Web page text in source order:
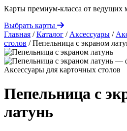
Карты премиум-класса от ведущих
Выбрать карты
Главная / Каталог / Аксессуары /
столов / Пепельница с экраном
Аксессуары для карточных столов
Пепельница с
латунь